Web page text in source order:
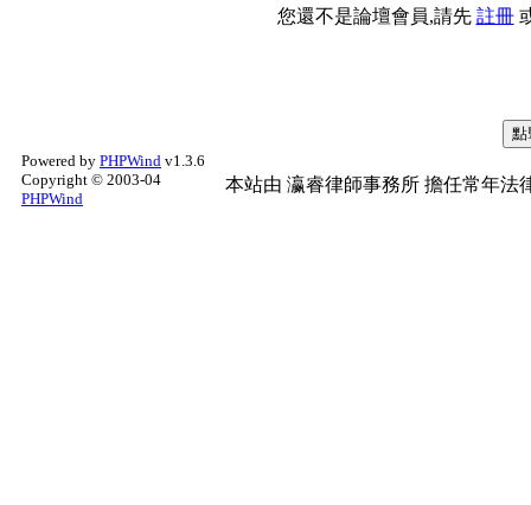
您還不是論壇會員,請先 註冊
Powered by PHPWind v1.3.6
Copyright © 2003-04
PHPWind
本站由 瀛睿律師事務所 擔任常年法